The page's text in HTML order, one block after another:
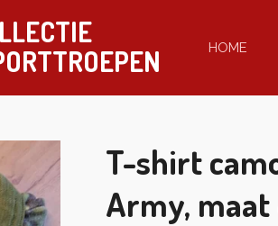
HOME
T-shirt
Army,